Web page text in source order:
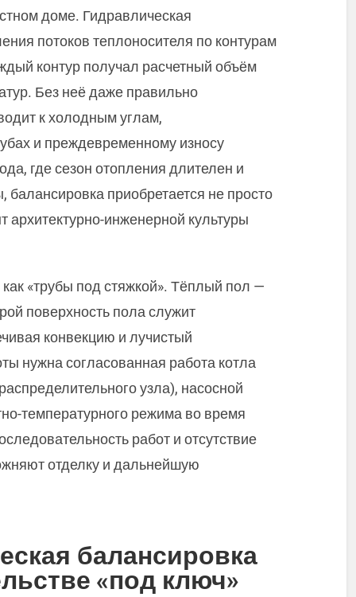
доме. Гидравлическая
потоков теплоносителя по контурам
контур получал расчетный объём
Без неё даже правильно
к холодным углам,
и преждевременному износу
где сезон отопления длителен и
приобретается не просто
архитектурно-инженерной культуры
«трубы под стяжкой». Тёплый пол —
поверхность пола служит
конвекцию и лучистый
нужна согласованная работа котла
узла), насосной
температурного режима во время
работ и отсутствие
отделку и дальнейшую
балансировка
«под ключ»